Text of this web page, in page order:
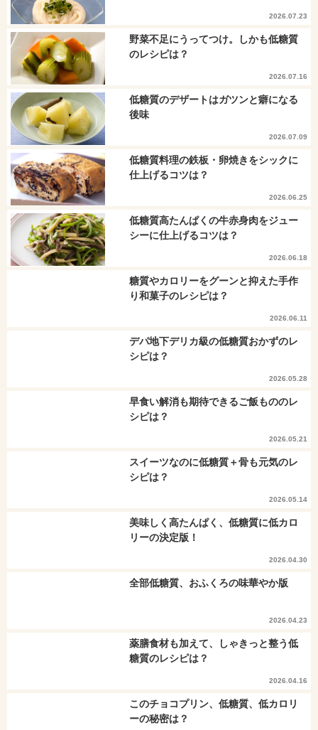
2026.07.23
野菜不足にうってつけ。しかも低糖質
のレシピは？
2026.07.16
低糖質のデザートはガツンと癖になる
後味
2026.07.09
低糖質料理の鉄板・卵焼きをシックに
仕上げるコツは？
2026.06.25
低糖質高たんぱくの牛赤身肉をジュー
シーに仕上げるコツは？
2026.06.18
糖質やカロリーをグーンと抑えた手作
り和菓子のレシピは？
2026.06.11
デパ地下デリカ級の低糖質おかずのレ
シピは？
2026.05.28
早食い解消も期待できるご飯もののレ
シピは？
2026.05.21
スイーツなのに低糖質＋骨も元気のレ
シピは？
2026.05.14
美味しく高たんぱく、低糖質に低カロ
リーの決定版！
2026.04.30
全部低糖質、おふくろの味華やか版
2026.04.23
薬膳食材も加えて、しゃきっと整う低
糖質のレシピは？
2026.04.16
このチョコプリン、低糖質、低カロリ
ーの秘密は？